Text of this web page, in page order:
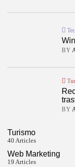
BY
BY
Turismo
40 Articles
Web Marketing
19 Articles